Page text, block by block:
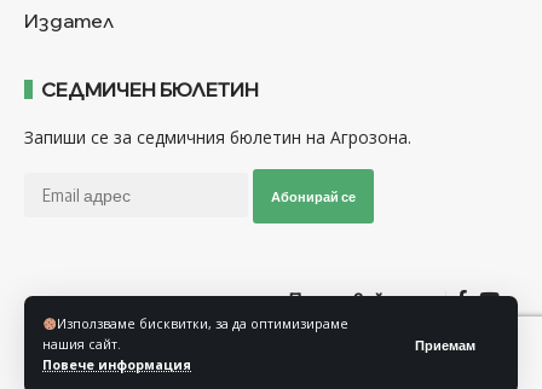
Използваме бисквитки, за да оптимизираме
нашия сайт.
Повече информация
Приемам
Издател
СЕДМИЧЕН БЮЛЕТИН
Запиши се за седмичния бюлетин на Агрозона.
Абонирай се
Последвайте ни
Общи условия
Политика за използване на “Бисквитки”